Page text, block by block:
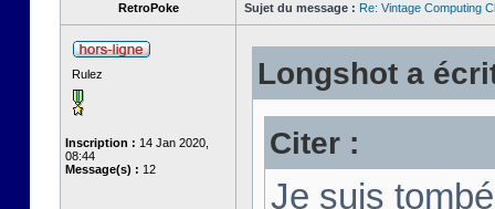
RetroPoke Sujet du message : Re: Vintage Computing
Rulez
Inscription : 14 Jan 2020,
08:44
Message(s) : 12
Longshot a
Citer :
Je suis